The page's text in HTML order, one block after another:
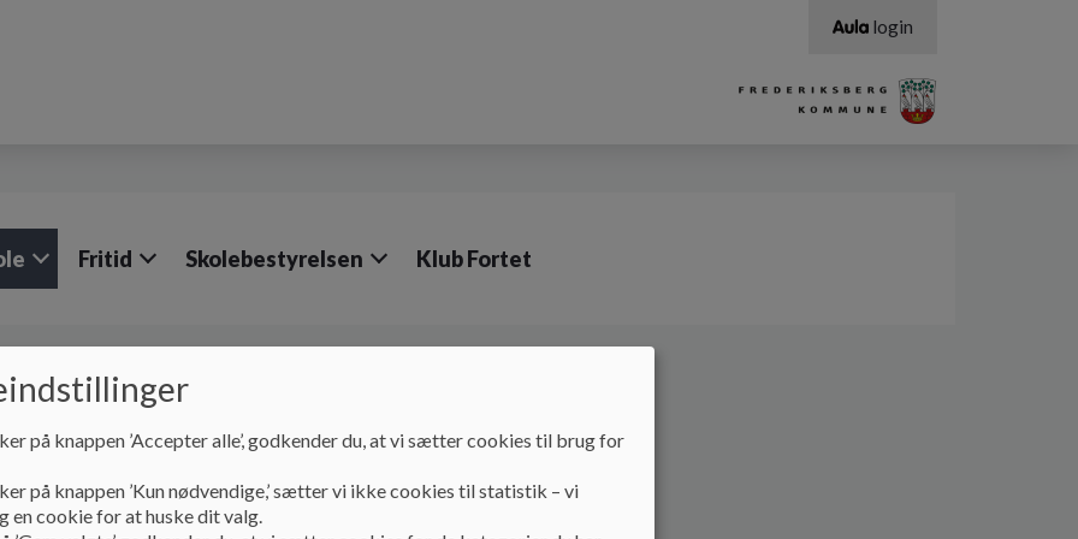
login
Fritid Skolebestyrelsen Klub Fortet
Vores skole
Feriekalender
Feriekalender
på knappen ’Accepter alle’, godkender du, at vi sætter cookies til brug for
på knappen ’Kun nødvendige,’ sætter vi ikke cookies til statistik – vi
en cookie for at huske dit valg.